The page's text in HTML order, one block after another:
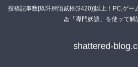
投稿記事数[玖阡肆陌貳拾(9420)]以上！PC,ゲー
ゐ「專門妖語」を使ッて解
shattered-